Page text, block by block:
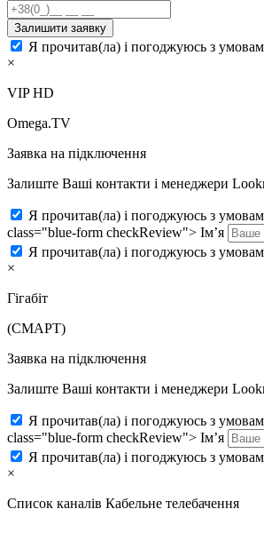
Залишити заявку
Я прочитав(ла) і погоджуюсь з
×
VIP HD
Omega.TV
Заявка на підключення
Залиште Ваші контакти і менеджери
Я прочитав(ла) і погоджуюсь з
class="blue-form checkReview"> Ім’я
Я прочитав(ла) і погоджуюсь з
×
Гігабіт
(СМАРТ)
Заявка на підключення
Залиште Ваші контакти і менеджери
Я прочитав(ла) і погоджуюсь з
class="blue-form checkReview"> Ім’я
Я прочитав(ла) і погоджуюсь з
×
Список каналів Кабельне телебачення